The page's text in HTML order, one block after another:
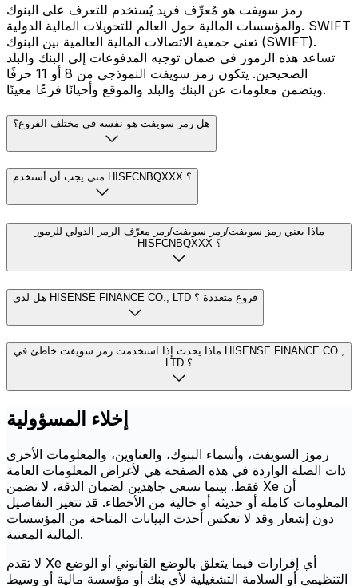
رمز سويفت هو مُعرِّف فريد يُستخدم للتعرف على البنوك
والمؤسسات المالية حول العالم للتحويلات المالية الدولية. SWIFT
تعني جمعية الاتصالات المالية العالمية بين البنوك (SWIFT).
تساعد هذه الرموز في ضمان توجيه المدفوعات إلى البنك والبلد
الصحيحين. يتكون رمز سويفت النموذجي من 8 أو 11 حرفًا
ويتضمن معلومات عن البنك والبلد والموقع وأحيانًا فرعًا معينًا.
هل رمز سويفت هو نفسه في مختلف الفروع؟
متى يجب أن أستخدم HISFCNBQXXX ؟
ماذا يعني رمز سويفت/رمز سويفت/رمز معرّف الرمز الدولي للرموز
HISFCNBQXXX ؟
هل لدى HISENSE FINANCE CO., LTD فروع متعددة ؟
ماذا يحدث إذا استخدمت رمز سويفت خاطئ في HISENSE FINANCE CO.,
LTD ؟
إخلاء المسؤولية
رموز السويفت، وأسماء البنوك، والعناوين، والمعلومات الأخرى
ذات الصلة الواردة في هذه الصفحة هي لأغراض المعلومات العامة
فقط. بينما نسعى جاهدين لضمان الدقة، لا تضمن Xe أن
المعلومات كاملة أو حديثة أو خالية من الأخطاء. قد تتغير التفاصيل
دون إشعار وقد لا تعكس أحدث البيانات المتاحة من المؤسسات
المالية المعنية.
لا تقدم Xe أي إقرارات فيما يتعلق بالوضع القانوني أو الوضع
التنظيمي أو السلامة التشغيلية لأي بنك أو مؤسسة مالية أو وسيط